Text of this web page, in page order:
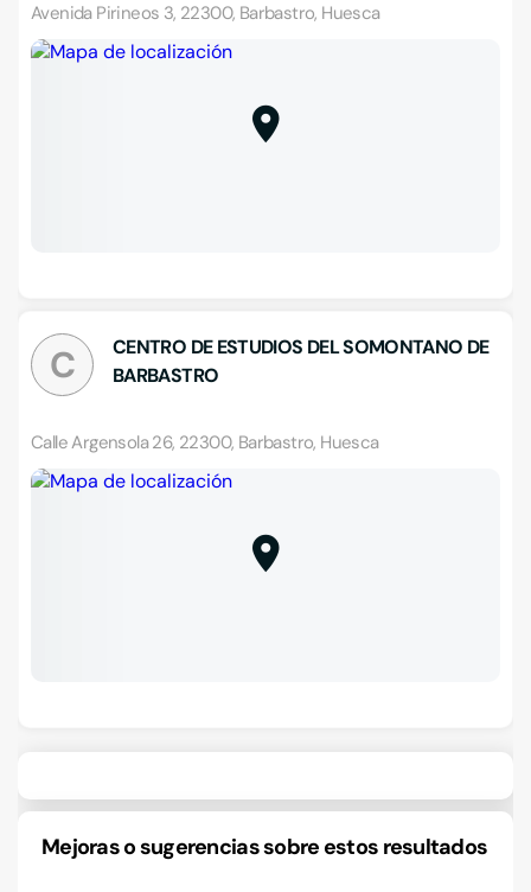
Avenida Pirineos 3, 22300, Barbastro, Huesca
C
CENTRO DE ESTUDIOS DEL SOMONTANO DE
BARBASTRO
Calle Argensola 26, 22300, Barbastro, Huesca
Mejoras o sugerencias sobre estos resultados